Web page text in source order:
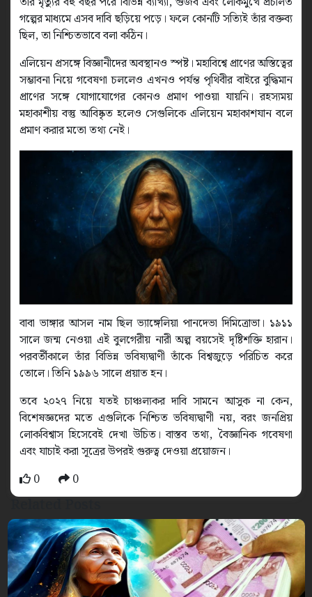
গল্পের মাধ্যমে এসব দাবি ছড়িয়ে পড়ে। ফলে কোনটি সত্যিই তাঁর বক্তব্য
ছিল, তা নিশ্চিতভাবে বলা কঠিন।
এলিয়েন প্রসঙ্গে বিজ্ঞানীদের অবস্থানও স্পষ্ট। মহাবিশ্বে প্রাণের অস্তিত্বের
সম্ভাবনা নিয়ে গবেষণা চললেও এখনও পর্যন্ত পৃথিবীর বাইরে বুদ্ধিমান
প্রাণের সঙ্গে যোগাযোগের কোনও প্রমাণ পাওয়া যায়নি। রহস্যময়
মহাকাশীয় বস্তু আবিষ্কৃত হলেও সেগুলিকে এলিয়েন মহাকাশযান বলে
প্রমাণ করার মতো তথ্য নেই।
বাবা ভাঙ্গার আসল নাম ছিল ভ্যাঙ্গেলিয়া পানদেভা দিমিত্রোভা। ১৯১১
সালে জন্ম নেওয়া এই বুলগেরীয় নারী অল্প বয়সেই দৃষ্টিশক্তি হারান।
পরবর্তীকালে তাঁর বিভিন্ন ভবিষ্যদ্বাণী তাঁকে বিশ্বজুড়ে পরিচিত করে
তোলে। তিনি ১৯৯৬ সালে প্রয়াত হন।
তবে ২০২৭ নিয়ে যতই চাঞ্চল্যকর দাবি সামনে আসুক না কেন,
বিশেষজ্ঞদের মতে এগুলিকে নিশ্চিত ভবিষ্যদ্বাণী নয়, বরং জনপ্রিয়
লোকবিশ্বাস হিসেবেই দেখা উচিত। বাস্তব তথ্য, বৈজ্ঞানিক গবেষণা
এবং যাচাই করা সূত্রের উপরই গুরুত্ব দেওয়া প্রয়োজন।
0
0